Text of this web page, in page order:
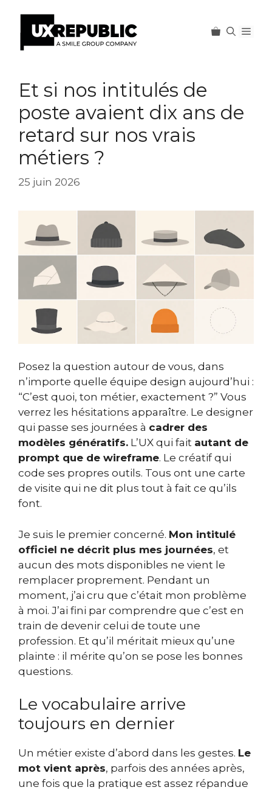
contenu
Et si nos intitulés de
poste avaient dix ans de
retard sur nos vrais
métiers ?
25 juin 2026
Posez la question autour de vous, dans
n’importe quelle équipe design aujourd’hui :
“C’est quoi, ton métier, exactement ?” Vous
verrez les hésitations apparaître. Le designer
qui passe ses journées à cadrer des
modèles génératifs. L’UX qui fait autant de
prompt que de wireframe. Le créatif qui
code ses propres outils. Tous ont une carte
de visite qui ne dit plus tout à fait ce qu’ils
font.
Je suis le premier concerné. Mon intitulé
officiel ne décrit plus mes journées, et
aucun des mots disponibles ne vient le
remplacer proprement. Pendant un
moment, j’ai cru que c’était mon problème
à moi. J’ai fini par comprendre que c’est en
train de devenir celui de toute une
profession. Et qu’il méritait mieux qu’une
plainte : il mérite qu’on se pose les bonnes
questions.
Le vocabulaire arrive
toujours en dernier
Un métier existe d’abord dans les gestes. Le
mot vient après, parfois des années après,
une fois que la pratique est assez répandue